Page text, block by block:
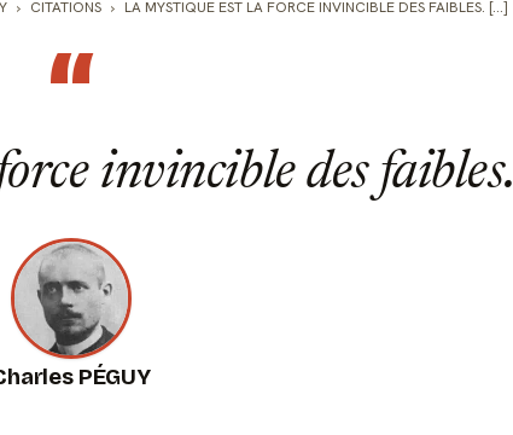
CITATIONS LA MYSTIQUE EST LA FORCE INVINCIBLE DES FAIBLES. [...]
“
invincible des faibles.
PÉGUY